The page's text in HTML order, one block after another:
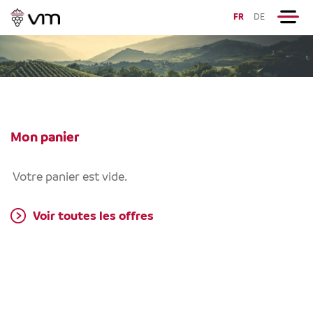
FR DE
Mon panier
Votre panier est vide.
Voir toutes les offres